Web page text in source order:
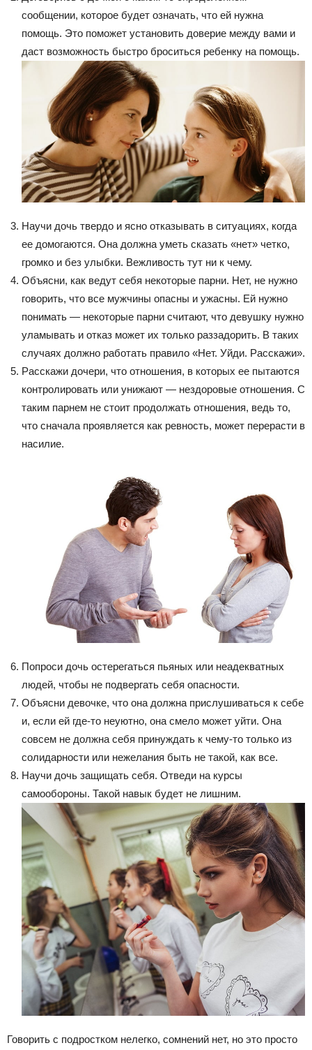
сообщении, которое будет означать, что ей нужна
помощь. Это поможет установить доверие между вами и
даст возможность быстро броситься ребенку на помощь.
Научи дочь твердо и ясно отказывать в ситуациях, когда
ее домогаются. Она должна уметь сказать «нет» четко,
громко и без улыбки. Вежливость тут ни к чему.
Объясни, как ведут себя некоторые парни. Нет, не нужно
говорить, что все мужчины опасны и ужасны. Ей нужно
понимать — некоторые парни считают, что девушку нужно
уламывать и отказ может их только раззадорить. В таких
случаях должно работать правило «Нет. Уйди. Расскажи».
Расскажи дочери, что отношения, в которых ее пытаются
контролировать или унижают — нездоровые отношения. С
таким парнем не стоит продолжать отношения, ведь то,
что сначала проявляется как ревность, может перерасти в
насилие.
Попроси дочь остерегаться пьяных или неадекватных
людей, чтобы не подвергать себя опасности.
Объясни девочке, что она должна прислушиваться к себе
и, если ей где-то неуютно, она смело может уйти. Она
совсем не должна себя принуждать к чему-то только из
солидарности или нежелания быть не такой, как все.
Научи дочь защищать себя. Отведи на курсы
самообороны. Такой навык будет не лишним.
Говорить с подростком нелегко, сомнений нет, но это просто